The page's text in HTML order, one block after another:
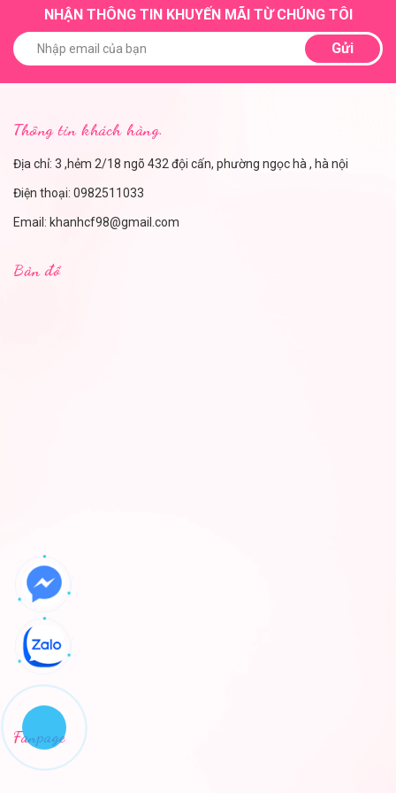
NHẬN THÔNG TIN KHUYẾN MÃI TỪ CHÚNG TÔI
Gửi
Thông tin khách hàng.
Địa chỉ: 3 ,hẻm 2/18 ngõ 432 đội cấn, phường ngọc hà , hà nội
Điện thoại: 0982511033
Email: khanhcf98@gmail.com
Bản đồ
Fanpage